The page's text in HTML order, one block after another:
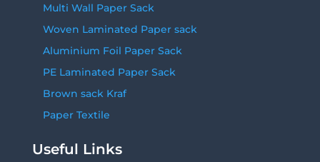
Multi Wall Paper Sack
Woven Laminated Paper sack
Aluminium Foil Paper Sack
PE Laminated Paper Sack
Brown sack Kraf
Paper Textile
Useful Links